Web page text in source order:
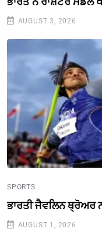
AUGUST 3, 2026
SPORTS
ਭਾਰਤੀ ਜੈਵਲਿਨ ਥ੍ਰੋਅਰ
AUGUST 1, 2026